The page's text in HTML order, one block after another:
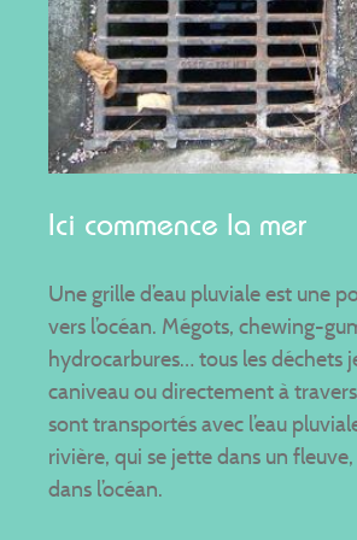
Ici commence la mer
Une grille d’eau pluviale est une
vers l’océan. Mégots, chewing-
hydrocarbures… tous les déchets
caniveau ou directement à
sont transportés avec l’eau
rivière, qui se jette dans un
dans l’océan.